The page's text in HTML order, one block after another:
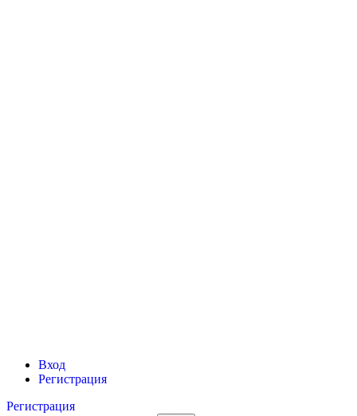
Вход
Регистрация
Регистрация